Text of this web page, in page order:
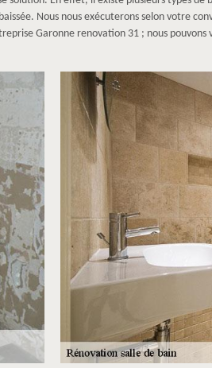
Nous nous exécuterons selon votre
Garonne renovation 31 ; nous